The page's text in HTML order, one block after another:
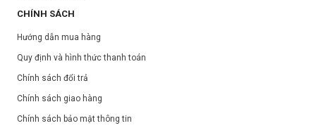
CHÍNH SÁCH
Hướng dẫn mua hàng
Quy định và hình thức thanh toán
Chính sách đổi trả
Chính sách giao hàng
Chính sách bảo mật thông tin